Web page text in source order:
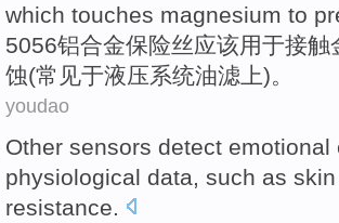
which touches magnesium to
5056铝合金保险丝应该用于接触
蚀(常见于液压系统油滤上)。
youdao
Other sensors detect emotional
physiological data such as skin
resistance